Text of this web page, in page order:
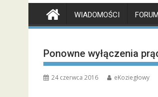
WIADOMOŚCI
Ponowne wyłączenia
24 czerwca 2016 eKoziegłowy